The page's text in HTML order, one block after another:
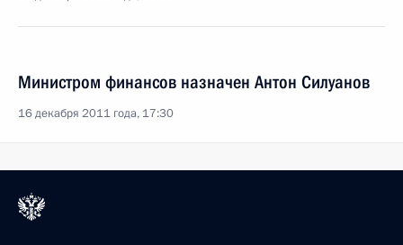
Министром финансов назначен Антон Силуанов
16 декабря 2011 года, 17:30